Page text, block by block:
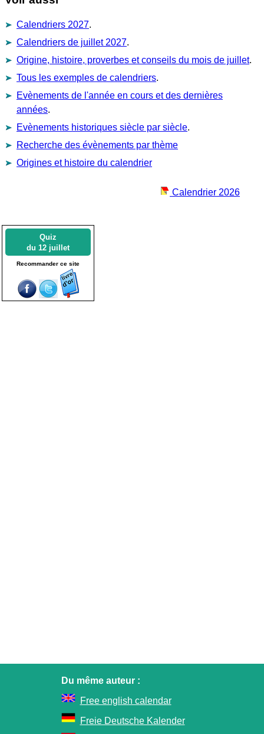
Calendriers 2027.
Calendriers de juillet 2027.
Origine, histoire, proverbes et conseils du mois de juillet.
Tous les exemples de calendriers.
Evènements de l'année en cours et des dernières
années.
Evènements historiques siècle par siècle.
Recherche des évènements par thème
Origines et histoire du calendrier
Calendrier 2026
Quiz
du 12 juillet
Recommander ce site
Du même auteur :
Free english calendar
Freie Deutsche Kalender